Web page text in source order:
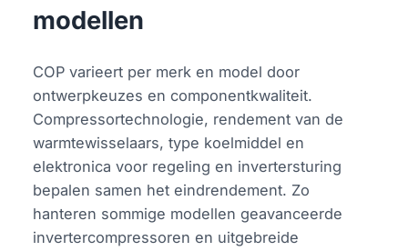
modellen
COP varieert per merk en model door
ontwerpkeuzes en componentkwaliteit.
Compressortechnologie, rendement van de
warmtewisselaars, type koelmiddel en
elektronica voor regeling en invertersturing
bepalen samen het eindrendement. Zo
hanteren sommige modellen geavanceerde
invertercompressoren en uitgebreide